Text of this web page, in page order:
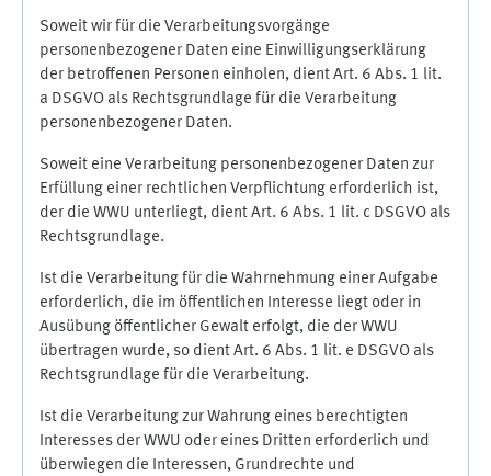
Soweit wir für die Verarbeitungsvorgänge
personenbezogener Daten eine Einwilligungserklärung
der betroffenen Personen einholen, dient Art. 6 Abs. 1 lit.
a DSGVO als Rechtsgrundlage für die Verarbeitung
personenbezogener Daten.
Soweit eine Verarbeitung personenbezogener Daten zur
Erfüllung einer rechtlichen Verpflichtung erforderlich ist,
der die WWU unterliegt, dient Art. 6 Abs. 1 lit. c DSGVO als
Rechtsgrundlage.
Ist die Verarbeitung für die Wahrnehmung einer Aufgabe
erforderlich, die im öffentlichen Interesse liegt oder in
Ausübung öffentlicher Gewalt erfolgt, die der WWU
übertragen wurde, so dient Art. 6 Abs. 1 lit. e DSGVO als
Rechtsgrundlage für die Verarbeitung.
Ist die Verarbeitung zur Wahrung eines berechtigten
Interesses der WWU oder eines Dritten erforderlich und
überwiegen die Interessen, Grundrechte und